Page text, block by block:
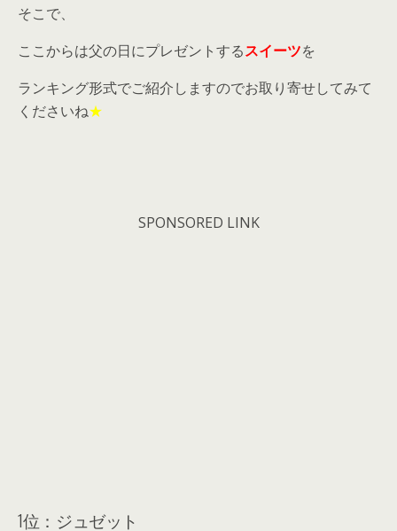
そこで、
ここからは父の日にプレゼントするスイーツを
ランキング形式でご紹介しますのでお取り寄せしてみて
くださいね★
SPONSORED LINK
1位：ジュゼット